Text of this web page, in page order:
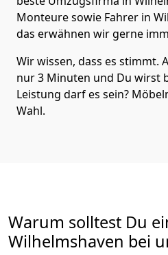
Monteure sowie Fahrer in
das erwähnen wir gerne
Wir wissen, dass es stimmt.
nur 3 Minuten und Du wirst
Leistung darf es sein?
Wahl.
Warum solltest Du
Wilhelmshaven bei